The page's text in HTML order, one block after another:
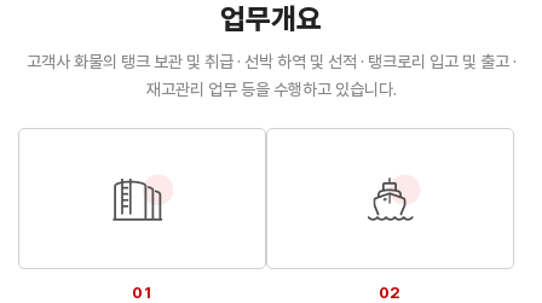
업무개요
고객사 화물의 탱크 보관 및 취급 · 선박 하역 및 선적 · 탱크로리 입고 및 출고 ·
재고관리 업무 등을 수행하고 있습니다.
01 02